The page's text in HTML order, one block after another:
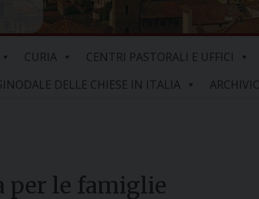
CURIA CENTRI PASTORALI E UFFICI
DELLE CHIESE IN ITALIA
per le famiglie